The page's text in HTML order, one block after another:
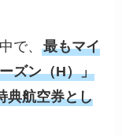
で、最もマイ
ズン（H）」
典航空券とし